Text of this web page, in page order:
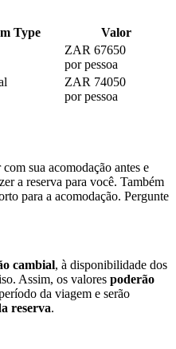
Type
Valor
ZAR 67650
por pessoa
ZAR 74050
por pessoa
sua acomodação antes e
a reserva para você. Também
para a acomodação. Pergunte
cambial, à disponibilidade dos
Assim, os valores poderão
da viagem e serão
reserva.